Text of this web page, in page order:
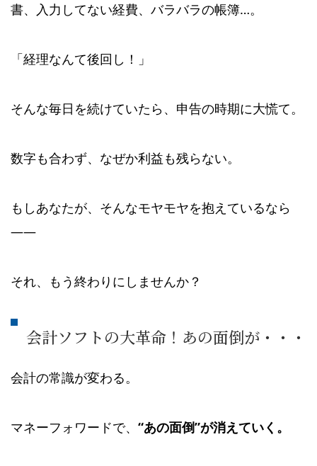
書、入力してない経費、バラバラの帳簿…。
「経理なんて後回し！」
そんな毎日を続けていたら、申告の時期に大慌て。
数字も合わず、なぜか利益も残らない。
もしあなたが、そんなモヤモヤを抱えているなら
——
それ、もう終わりにしませんか？
会計ソフトの大革命！あの面倒が・・・
会計の常識が変わる。
マネーフォワードで、 “あの面倒”が消えていく。